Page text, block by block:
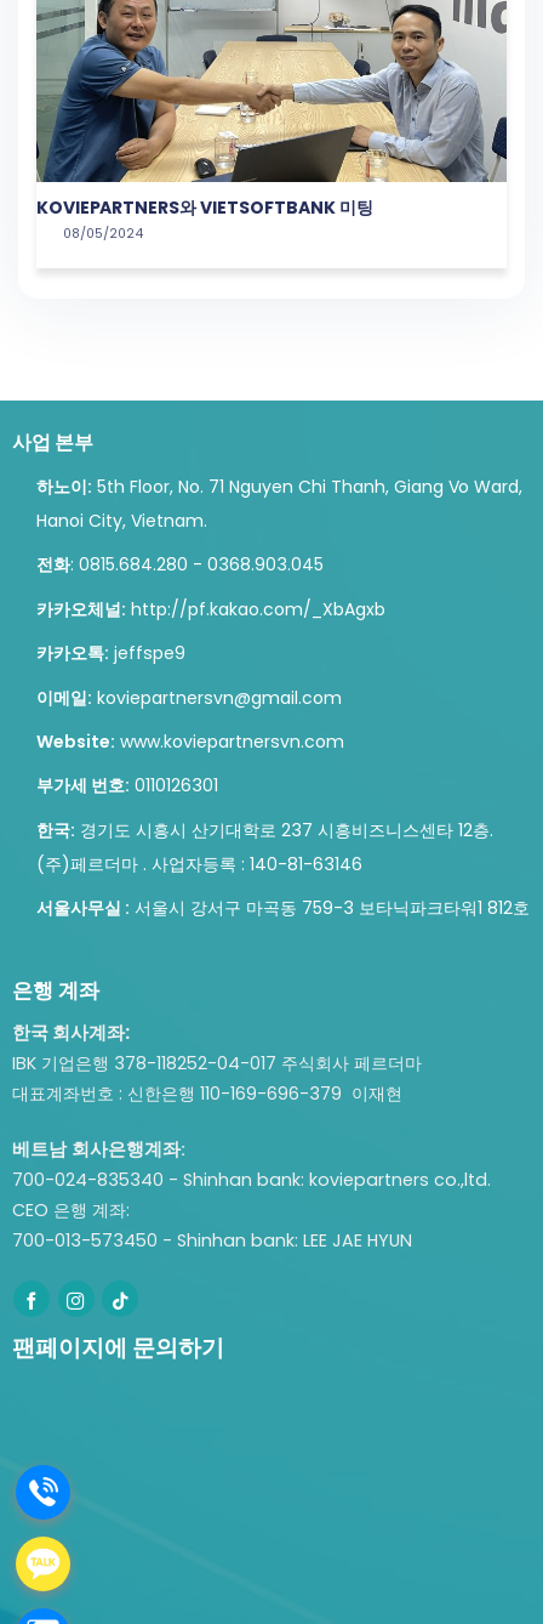
KOVIEPARTNERS와 VIETSOFTBANK 미팅
08/05/2024
사업 본부
하노이: 5th Floor, No. 71 Nguyen Chi Thanh, Giang Vo Ward,
Hanoi City, Vietnam.
전화: 0815.684.280 - 0368.903.045
카카오체널: http://pf.kakao.com/_XbAgxb
카카오톡: jeffspe9
이메일: koviepartnersvn@gmail.com
Website: www.koviepartnersvn.com
부가세 번호: 0110126301
한국: 경기도 시흥시 산기대학로 237 시흥비즈니스센타 12층.
(주)페르더마 . 사업자등록 : 140-81-63146
서울사무실 : 서울시 강서구 마곡동 759-3 보타닉파크타워1 812호
은행 계좌
한국 회사계좌:
IBK 기업은행 378-118252-04-017 주식회사 페르더마
대표계좌번호 : 신한은행 110-169-696-379 이재현
베트남 회사은행계좌:
700-024-835340 - Shinhan bank: koviepartners co.,ltd.
CEO 은행 계좌:
700-013-573450 - Shinhan bank: LEE JAE HYUN
팬페이지에 문의하기
.
.